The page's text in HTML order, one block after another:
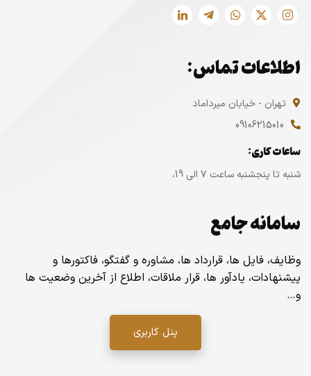
اطلاعات تماس:
تهران - خیابان میرداماد
09106215010
ساعات کاری:
شنبه تا پنجشنبه ساعت ۷ الی 19،
سامانه جامع
وظایف، فایل ها، قرارداد ها، مشاوره و گفتگو، فاکتورها و
پیشنهادات، یادآور ها، قرار ملاقات، اطلاع از آخرین وضعیت ها
و…
پنل کاربری